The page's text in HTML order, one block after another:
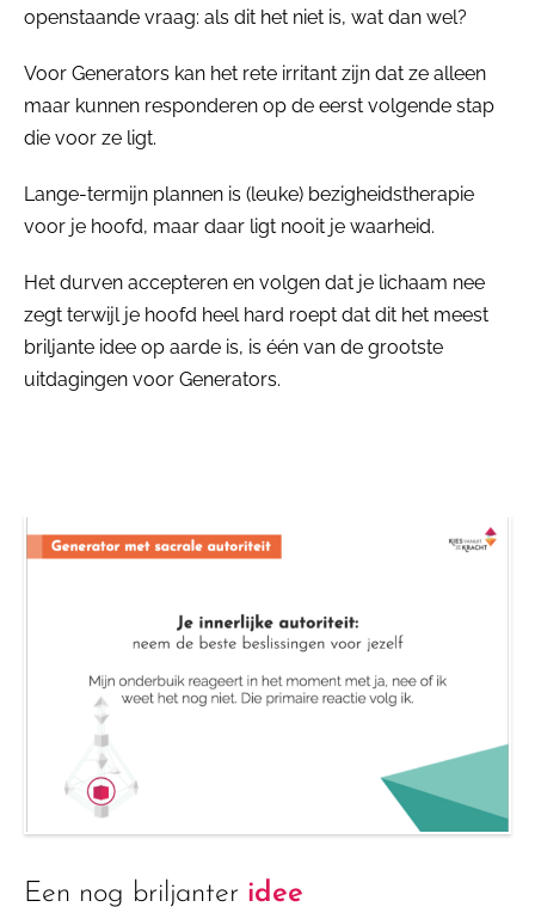
openstaande vraag: als dit het niet is, wat dan wel?
Voor Generators kan het rete irritant zijn dat ze alleen
maar kunnen responderen op de eerst volgende stap
die voor ze ligt.
Lange-termijn plannen is (leuke) bezigheidstherapie
voor je hoofd, maar daar ligt nooit je waarheid.
Het durven accepteren en volgen dat je lichaam nee
zegt terwijl je hoofd heel hard roept dat dit het meest
briljante idee op aarde is, is één van de grootste
uitdagingen voor Generators.
Een nog briljanter idee